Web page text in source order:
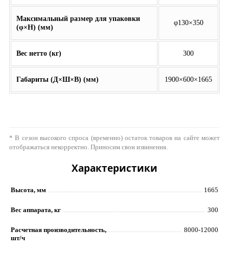
Максимальный размер для упаковки
(φ×H) (мм)
φ130×350
Вес нетто (кг) 300
Габариты (Д×Ш×В) (мм) 1900×600×1665
* В сезон высокого спроса (временно) остаток товаров на сайте может
отображаться некорректно. Приносим свои извинения.
Характеристики
Высота, мм 1665
Вес аппарата, кг 300
Расчетная производительность,
шт/ч
8000-12000